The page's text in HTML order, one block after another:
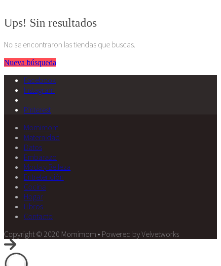
Ups! Sin resultados
No se encontraron las tiendas que buscas.
Nueva búsqueda
Facebook
Instagram
Pinterest
Momimom
Maternidad
Datos
Embarazo
Moda y Belleza
Entretención
Cocina
Hogar
Libros
Contacto
Copyright © 2020 Momimom • Powered by Velvetworks